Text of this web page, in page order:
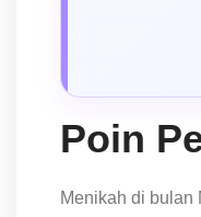
Poin
Menikah di bulan